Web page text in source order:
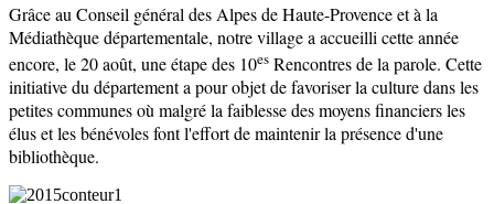
Grâce au Conseil général des Alpes de Haute-Provence et à la
Médiathèque départementale, notre village a accueilli cette année
encore, le 20 août, une étape des 10es Rencontres de la parole. Cette
initiative du département a pour objet de favoriser la culture dans les
petites communes où malgré la faiblesse des moyens financiers les
élus et les bénévoles font l'effort de maintenir la présence d'une
bibliothèque.